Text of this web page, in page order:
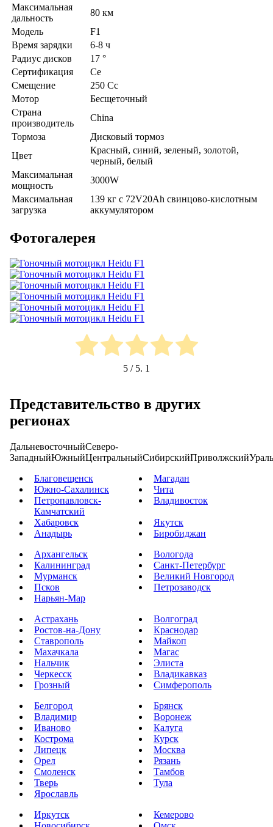
Максимальная
дальность
80 км
Модель
F1
Время зарядки
6-8 ч
Радиус дисков
17 °
Сертификация
Ce
Смещение
250 Cc
Мотор
Бесщеточный
Страна
производитель
China
Тормоза
Дисковый тормоз
Цвет
Красный, cиний, зеленый, золотой,
черный, белый
Максимальная
мощность
3000W
Максимальная
загрузка
139 кг с 72V20Ah свинцово-кислотным
аккумулятором
Фотогалерея
5 / 5. 1
Представительство в других
регионах
ДальневосточныйСеверо-
ЗападныйЮжныйЦентральныйСибирскийПриволжский
Благовещенск
Магадан
Южно-Сахалинск
Чита
Петропавловск-
Камчатский
Владивосток
Хабаровск
Якутск
Анадырь
Биробиджан
Архангельск
Вологода
Калининград
Санкт-Петербург
Мурманск
Великий Новгород
Псков
Петрозаводск
Нарьян-Мар
Астрахань
Волгоград
Ростов-на-Дону
Краснодар
Ставрополь
Майкоп
Махачкала
Магас
Нальчик
Элиста
Черкесск
Владикавказ
Грозный
Симферополь
Белгород
Брянск
Владимир
Воронеж
Иваново
Калуга
Кострома
Курск
Липецк
Москва
Орел
Рязань
Смоленск
Тамбов
Тверь
Тула
Ярославль
Иркутск
Кемерово